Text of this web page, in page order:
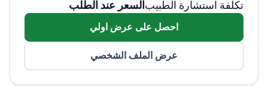
Accidentes في برشلونة. واصل اكتساب الخبرة
Catalunya وكطبيب مقيم في الجراحة العامة في
متخصصًا في التوليد وأمراض النساء، عمل
تكلفة استشارة الطبيب السعر عند الطلب
احصل على عرض اولي
عرض الملف الشخصي